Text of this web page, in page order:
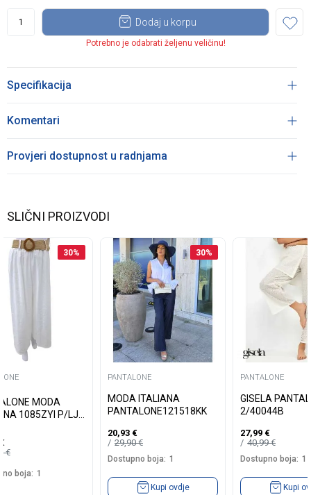
Dodaj u korpu
Potrebno je odabrati željenu veličinu!
Specifikacija
Komentari
Provjeri dostupnost u radnjama
SLIČNI PROIZVODI
30%
MODA
1085ZYI P/LJ
€
€
boja: 1
30%
PANTALONE
MODA ITALIANA
PANTALONE121518KK
20,93 €
29,90€
Dostupno boja: 1
Kupi ovdje
PANTALONE
GISELA
2/40044B
27,99 €
40,99€
Dostupno boja: 1
Kupi